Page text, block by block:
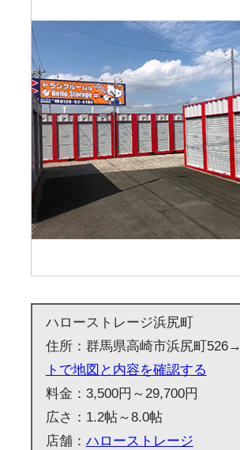
ハローストレージ浜尻町
住所：群馬県高崎市浜尻町526→
トで地図と内容を確認する
料金：3,500円～29,700円
広さ：1.2帖～8.0帖
店舗： ハローストレージ